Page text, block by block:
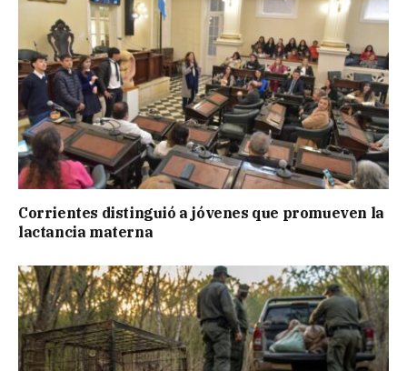
Corrientes distinguió a jóvenes que promueven la
lactancia materna